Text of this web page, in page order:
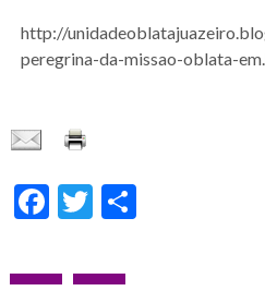
http://
peregrina-da-missao-oblata-
Facebook
Twitter
Navegación
NOTICIASIGUIENTE